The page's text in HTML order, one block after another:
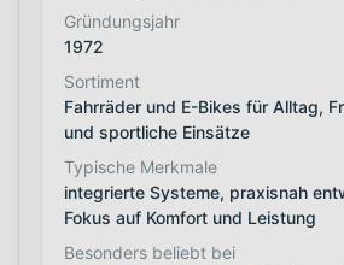
Gründungsjahr
1972
Sortiment
Fahrräder und E-Bikes für Alltag,
und sportliche Einsätze
Typische Merkmale
integrierte Systeme, praxisnah
Fokus auf Komfort und Leistung
Besonders beliebt bei